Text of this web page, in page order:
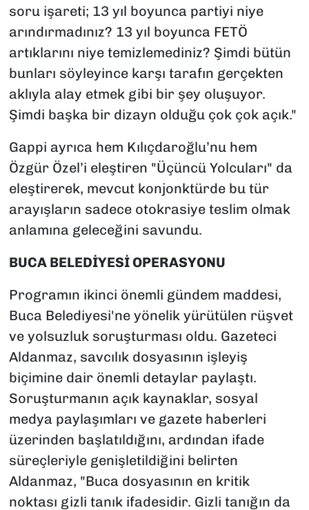
soru işareti; 13 yıl boyunca partiyi niye
arındırmadınız? 13 yıl boyunca FETÖ
artıklarını niye temizlemediniz? Şimdi bütün
bunları söyleyince karşı tarafın gerçekten
aklıyla alay etmek gibi bir şey oluşuyor.
Şimdi başka bir dizayn olduğu çok çok açık."
Gappi ayrıca hem Kılıçdaroğlu’nu hem
Özgür Özel’i eleştiren "Üçüncü Yolcuları" da
eleştirerek, mevcut konjonktürde bu tür
arayışların sadece otokrasiye teslim olmak
anlamına geleceğini savundu.
BUCA BELEDİYESİ OPERASYONU
Programın ikinci önemli gündem maddesi,
Buca Belediyesi'ne yönelik yürütülen rüşvet
ve yolsuzluk soruşturması oldu. Gazeteci
Aldanmaz, savcılık dosyasının işleyiş
biçimine dair önemli detaylar paylaştı.
Soruşturmanın açık kaynaklar, sosyal
medya paylaşımları ve gazete haberleri
üzerinden başlatıldığını, ardından ifade
süreçleriyle genişletildiğini belirten
Aldanmaz, "Buca dosyasının en kritik
noktası gizli tanık ifadesidir. Gizli tanığın da